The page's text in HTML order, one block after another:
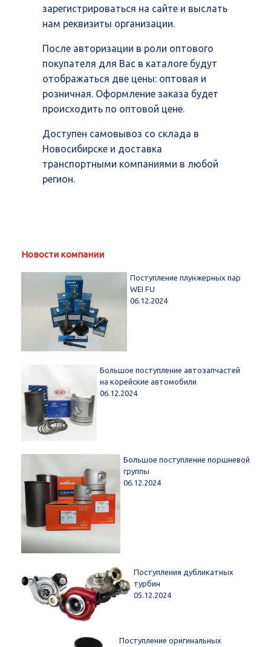
зарегистрироваться на сайте и выслать
нам реквизиты организации.
После авторизации в роли оптового
покупателя для Вас в каталоге будут
отображаться две цены: оптовая и
розничная. Оформление заказа будет
происходить по оптовой цене.
Доступен самовывоз со склада в
Новосибирске и доставка
транспортными компаниями в любой
регион.
Новости компании
Поступление плунжерных пар
WEI FU
06.12.2024
Большое поступление автозапчастей
на корейские автомобили
06.12.2024
Большое поступление поршневой
группы
06.12.2024
Поступления дубликатных
турбин
05.12.2024
Поступление оригинальных